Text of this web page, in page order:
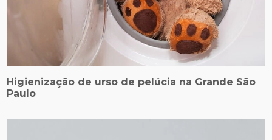
Higienização de urso de pelúcia na Grande São
Paulo